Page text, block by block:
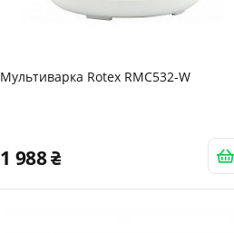
Мультиварка Rotex RMC532-W
1 988